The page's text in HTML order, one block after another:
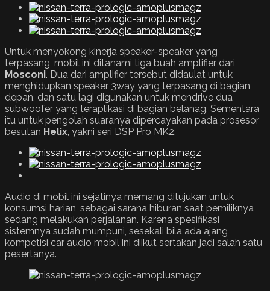
Untuk menyokong kinerja speaker-speaker yang
terpasang, mobil ini ditanami tiga buah amplifier dari
Mosconi. Dua dari amplifier tersebut didaulat untuk
menghidupkan speaker 3way yang terpasang di bagian
depan, dan satu lagi digunakan untuk mendrive dua
subwoofer yang teraplikasi di bagian belanag. Sementara
itu untuk pengolah suaranya dipercayakan pada prosesor
besutan Helix , yakni seri DSP Pro MK2.
Audio di mobil ini sejatinya memang ditujukan untuk
konsumsi harian, sebagai sarana hiburan saat pemiliknya
sedang melakukan perjalanan. Karena spesifikasi
sistemnya sudah mumpuni, sesekali bila ada ajang
kompetisi car audio mobil ini diikut sertakan jadi salah satu
pesertanya.